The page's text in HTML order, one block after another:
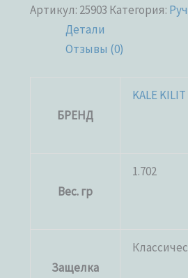
Артикул: 25903 Категория:
Детали
Отзывы (0)
БРЕНД
KALE
Вес. гр
1.702
Защелка